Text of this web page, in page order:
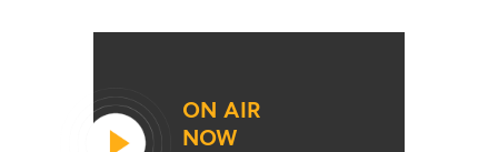
ON AIR
NOW